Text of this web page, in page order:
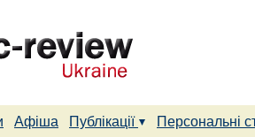
Афіша Публікації
Персональні